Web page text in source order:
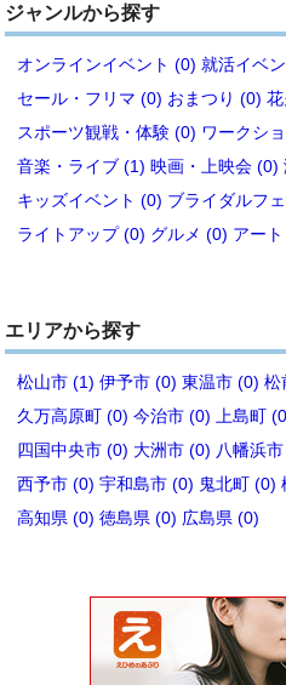
ジャンルから探す
オンラインイベント (0) 就活イベ
セール・フリマ (0) おまつり (0)
スポーツ観戦・体験 (0) ワークシ
音楽・ライブ (1) 映画・上映会 (0)
キッズイベント (0) ブライダルフ
ライトアップ (0) グルメ (0) アー
エリアから探す
松山市 (1) 伊予市 (0) 東温市 (0) 松
久万高原町 (0) 今治市 (0) 上島町
四国中央市 (0) 大洲市 (0) 八幡浜
西予市 (0) 宇和島市 (0) 鬼北町 (0)
高知県 (0) 徳島県 (0) 広島県 (0)